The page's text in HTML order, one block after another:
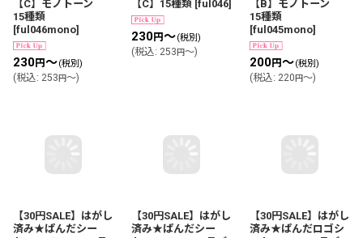
【C】モノトーン
15種類
[ful046mono]
230円～(税別)
(税込: 253 円～)
【C】15種類 [ful046]
230円～(税別)
(税込: 253 円～)
【B】モノトーン
15種類
[ful045mono]
200円～(税別)
(税込: 220 円～)
【30円SALE】はがし
済み★ぱんだシー
【30円SALE】はがし
済み★ぱんだシー
【30円SALE】はがし
済み★ぱんだロゴシ